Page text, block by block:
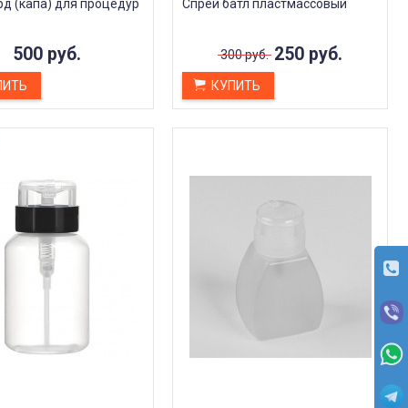
ТРАНСФЕРНЫЙ ГЕЛЬ - КАК
22.09.2023
Трансферный гель для татуировок –
это специальное средство, которое
помогает переносить...
ЧИТАТЬ ДАЛЕЕ →
Довольна
AS Company Base
Очень нравятся пигменты
укладываются, остаток 80%
(капа) для процедур
500 руб.
Спрей батл пластмассовый
300 руб. 250 руб.
КУПИТЬ